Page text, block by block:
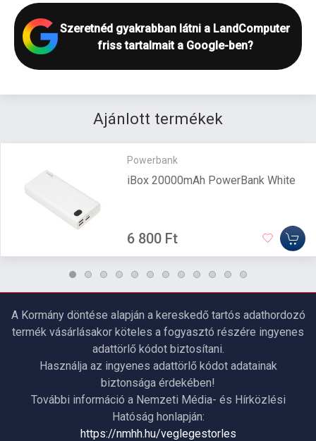
Szeretnéd gyakrabban látni a LandComputer
friss tartalmait a Google-ben?
Ajánlott termékek
Powerbank
iBox 20000mAh PowerBank White
6 800 Ft
A Kormány döntése alapján a kereskedő tartós adathordozó
termék vásárlásakor köteles a fogyasztó részére ingyenes
adattörlő kódot biztosítani.
Használja az ingyenes adattörlő kódot adatainak
biztonsága érdekében!
További információ a Nemzeti Média- és Hírközlési
Hatóság honlapján:
https://nmhh.hu/veglegestorles